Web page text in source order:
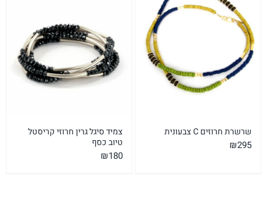
שרשרת חרוזים C צבעונית
₪295
צמיד סיגל גרין חרוזי קריסטל
טיוב כסף
₪180